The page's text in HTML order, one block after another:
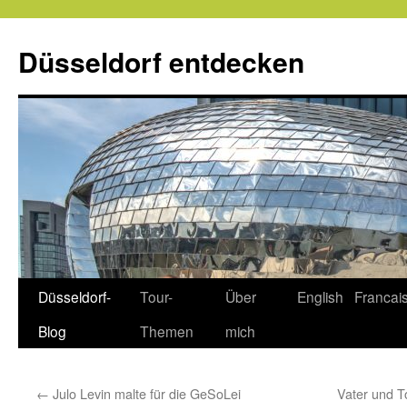
springen
Düsseldorf entdecken
Düsseldorf-
Blog
Tour-
Themen
Über
mich
English
← Julo Levin malte für die GeSoLei Vater und